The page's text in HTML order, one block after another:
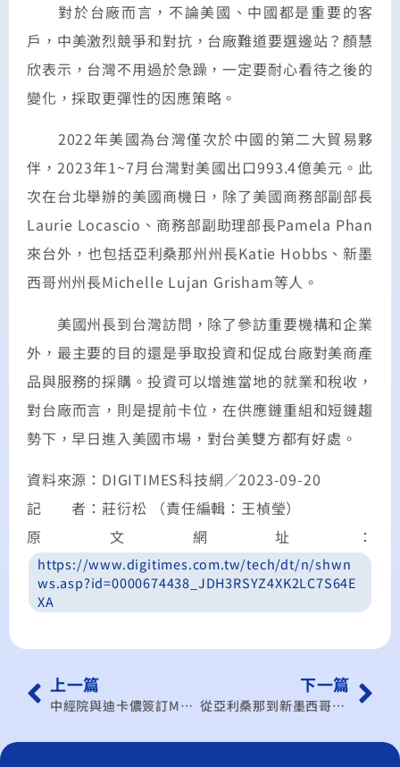
對於台廠而言，不論美國、中國都是重要的客
戶，中美激烈競爭和對抗，台廠難道要選邊站？顏慧
欣表示，台灣不用過於急躁，一定要耐心看待之後的
變化，採取更彈性的因應策略。
2022年美國為台灣僅次於中國的第二大貿易夥
伴，2023年1~7月台灣對美國出口993.4億美元。此
次在台北舉辦的美國商機日，除了美國商務部副部長
Laurie Locascio、商務部副助理部長Pamela Phan
來台外，也包括亞利桑那州州長Katie Hobbs、新墨
西哥州州長Michelle Lujan Grisham等人。
美國州長到台灣訪問，除了參訪重要機構和企業
外，最主要的目的還是爭取投資和促成台廠對美商產
品與服務的採購。投資可以增進當地的就業和稅收，
對台廠而言，則是提前卡位，在供應鏈重組和短鏈趨
勢下，早日進入美國市場，對台美雙方都有好處。
資料來源：DIGITIMES科技網／2023-09-20
記 者：莊衍松 （責任編輯：王楨瑩）
原文網址：
https://www.digitimes.com.tw/tech/dt/n/shwn
ws.asp?id=0000674438_JDH3RSYZ4XK2LC7S64E
XA
上一篇
中經院與迪卡儂簽訂MOU 深化台法自行車供應鏈減碳合作
下一篇
從亞利桑那到新墨西哥：美國16個地方政府已在台設辦事處，看好台灣哪些產業優勢？